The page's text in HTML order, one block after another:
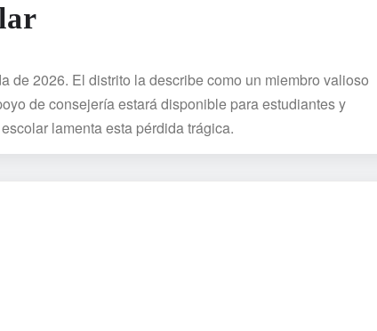
de 2026. El distrito la describe como un miembro valioso
de consejería estará disponible para estudiantes y
lamenta esta pérdida trágica.